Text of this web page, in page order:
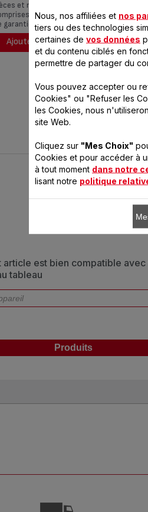
et main d'œuvre
avec extension
garantie de 6 mois !
Ajouter au panier Ajouter
article est bien compatible
tableau
Produits
Nous, nos affiliées et nos
tiers ou des technologies
certaines de vos données
et du contenu ciblés en
permettre de partager du
Vous pouvez accepter ou
Cookies" ou "Refuser les
les Cookies, nous
site Web.
Cliquez sur "Mes Choix"
Cookies et pour accéder à
à tout moment dans notre
lisant notre politique